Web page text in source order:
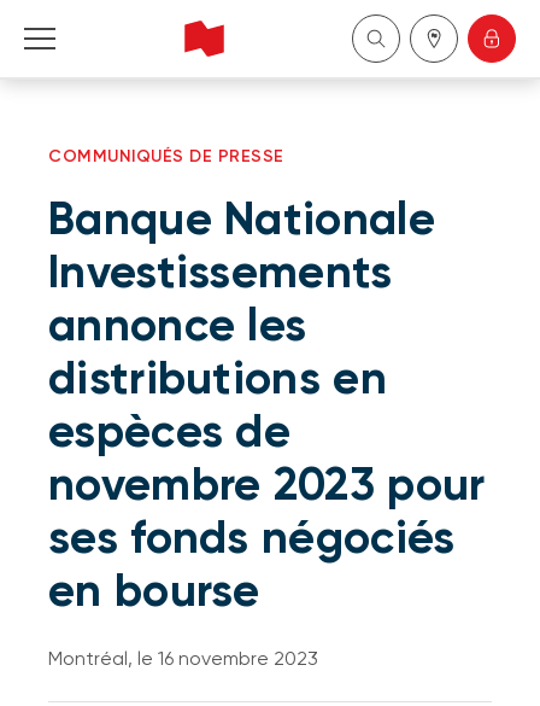
Gestion de patrimoine
À propos de nous
Devenir client
English
COMMUNIQUÉS DE PRESSE
Banque Nationale
Investissements
annonce les
distributions en
espèces de
novembre 2023 pour
ses fonds négociés
en bourse
Montréal, le 16 novembre 2023